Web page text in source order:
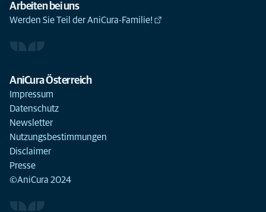
Arbeiten bei uns
Werden Sie Teil der AniCura-Familie!
AniCura Österreich
Impressum
Datenschutz
Newsletter
Nutzungsbestimmungen
Disclaimer
Presse
©AniCura 2024